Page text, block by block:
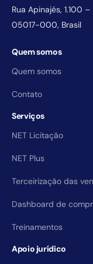
Rua Apinajés, 1.100
05017-000, Brasil
Quem somos
Quem somos
Contato
Serviços
NET Licitação
NET Plus
Terceirização das
Dashboard de
Treinamentos
Apoio jurídico